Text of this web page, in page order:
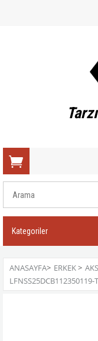
Kategoriler
ANASAYFA> ERKEK>